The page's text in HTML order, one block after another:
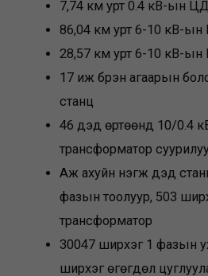
7,74 км урт 0.4 кВ-ын
86,04 км урт 6-10 кВ-
28,57 км урт 6-10 кВ-
17 иж бүрэн агаарын
станц
46 дэд өртөөнд 10/0.4
трансформатор
Аж ахуйн нэгж дэд
фазын тоолуур, 503
трансформатор
30047 ширхэг 1 фазын
ширхэг өгөгдөл